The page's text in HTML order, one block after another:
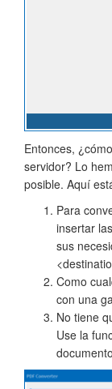
Entonces,
servidor? Lo
posible. Aquí
Para
insertar
sus
Como
con una
No tiene
Use la